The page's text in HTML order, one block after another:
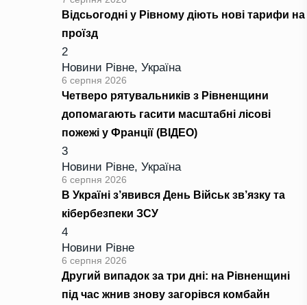
Відсьогодні у Рівному діють нові тарифи на
проїзд
2
Новини Рівне, Україна
6 серпня 2026
Четверо рятувальників з Рівненщини
допомагають гасити масштабні лісові
пожежі у Франції (ВІДЕО)
3
Новини Рівне, Україна
6 серпня 2026
В Україні з’явився День Військ зв’язку та
кібербезпеки ЗСУ
4
Новини Рівне
6 серпня 2026
Другий випадок за три дні: на Рівненщині
під час жнив знову загорівся комбайн